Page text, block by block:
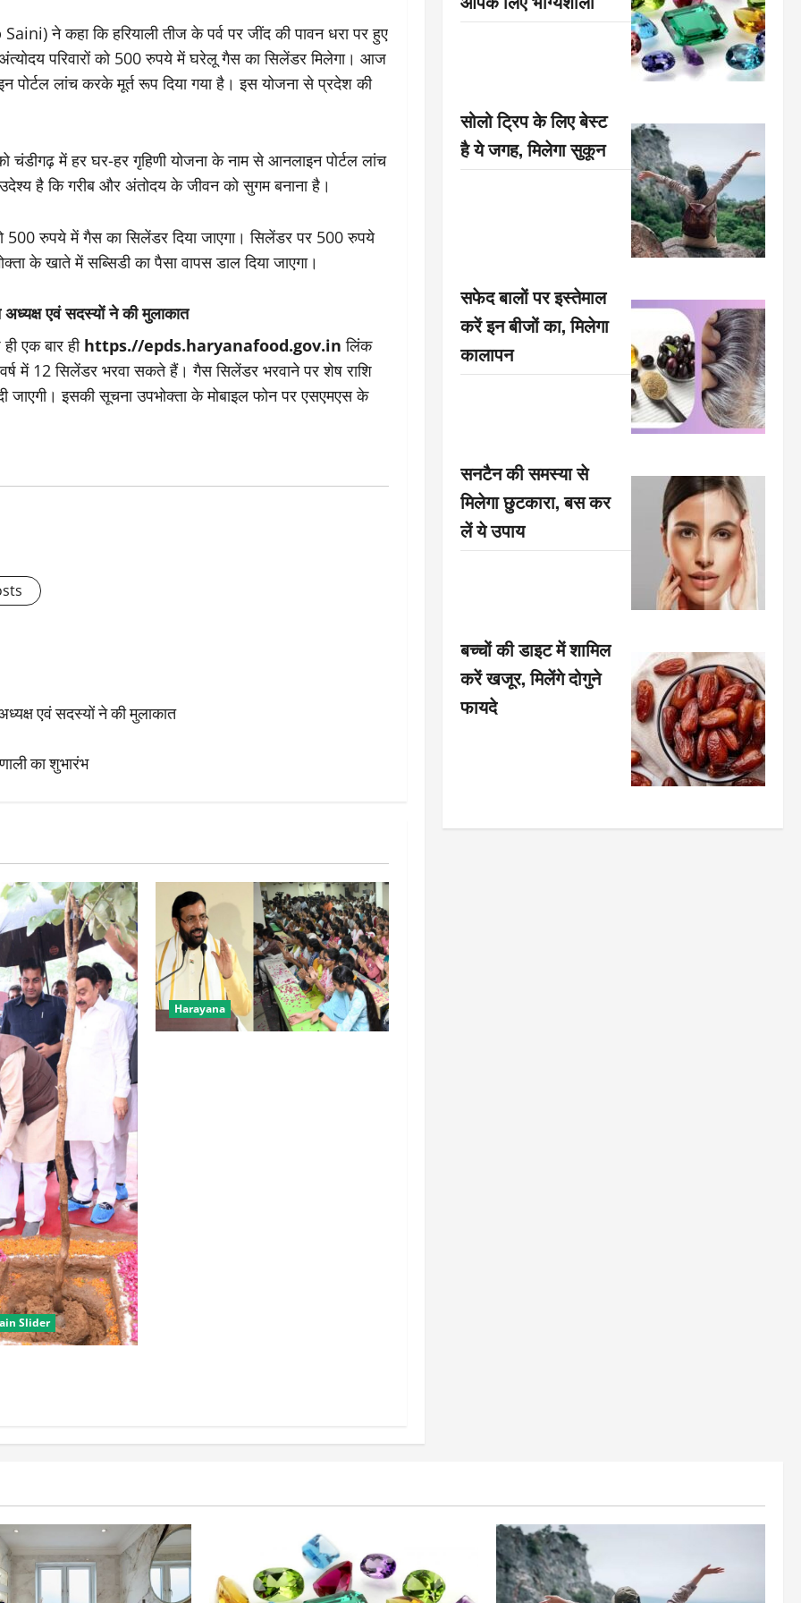
ने कहा कि हरियाली तीज के पर्व पर जींद की पावन धरा पर हुए
परिवारों को 500 रुपये में घरेलू गैस का सिलेंडर मिलेगा। आज
लांच करके मूर्त रूप दिया गया है। इस योजना से प्रदेश की
में हर घर-हर गृहिणी योजना के नाम से आनलाइन पोर्टल लांच
है कि गरीब और अंतोदय के जीवन को सुगम बनाना है।
500 रुपये में गैस का सिलेंडर दिया जाएगा। सिलेंडर पर 500 रुपये
के खाते में सब्सिडी का पैसा वापस डाल दिया जाएगा।
एवं सदस्यों ने की मुलाकात
एक बार ही https.//epds.haryanafood.gov.in लिंक
में 12 सिलेंडर भरवा सकते हैं। गैस सिलेंडर भरवाने पर शेष राशि
इसकी सूचना उपभोक्ता के मोबाइल फोन पर एसएमएस के
एवं सदस्यों ने की मुलाकात
का शुभारंभ
Slider
Harayana
सोलो ट्रिप के लिए बेस्ट
है ये जगह, मिलेगा सुकून
सफेद बालों पर इस्तेमाल
करें इन बीजों का, मिलेगा
कालापन
सनटैन की समस्या से
मिलेगा छुटकारा, बस कर
लें ये उपाय
बच्चों की डाइट में शामिल
करें खजूर, मिलेंगे दोगुने
फायदे